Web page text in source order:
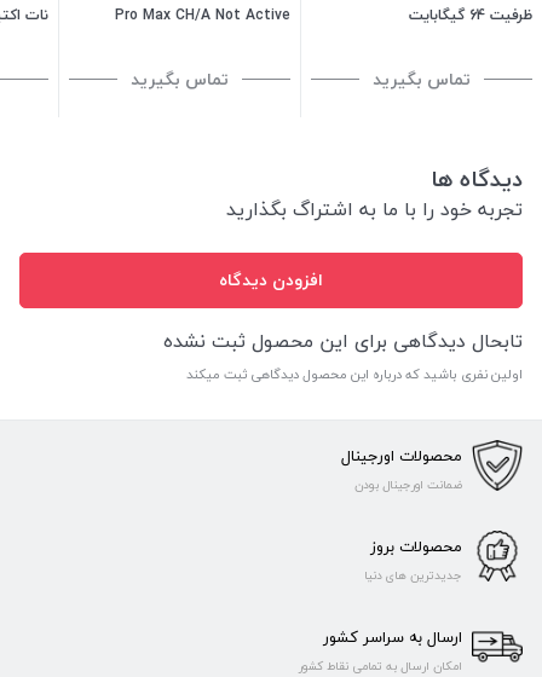
ظرفیت 64 گیگابایت
تماس بگیرید
Pro Max CH/A Not Active
گیگابایت تماس بگیرید
دیدگاه ها
تجربه خود را با ما به اشتراگ بگذارید
افزودن دیدگاه
تابحال دیدگاهی برای این محصول ثبت نشده
اولین نفری باشید که درباره این محصول دیدگاهی ثبت میکند
محصولات اورجینال
ضمانت اورجینال بودن
محصولات بروز
جدیدترین های دنیا
ارسال به سراسر کشور
امکان ارسال به تمامی نقاط کشور